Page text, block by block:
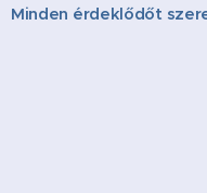
Minden érdeklődőt